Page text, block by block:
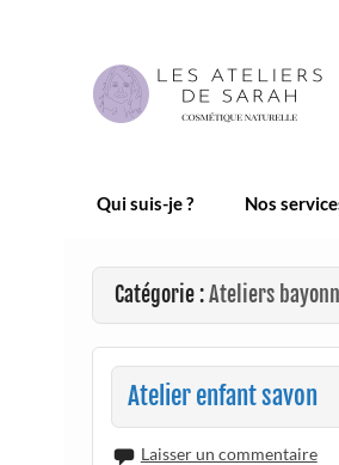
Les Ateliers
Qui suis-je ? Nos
Catégorie :Ateliers
Atelier enfant savon
Laisser un commentaire